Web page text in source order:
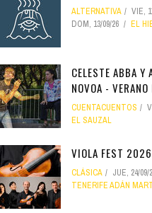
ALTERNATIVA VIE,
DOM, 13/09/26
EL
CELESTE ABBA Y
NOVOA -
CUENTACUENTOS
EL SAUZAL
VIOLA FEST 2026
CLÁSICA JUE, 24/09/
TENERIFE ADÁN